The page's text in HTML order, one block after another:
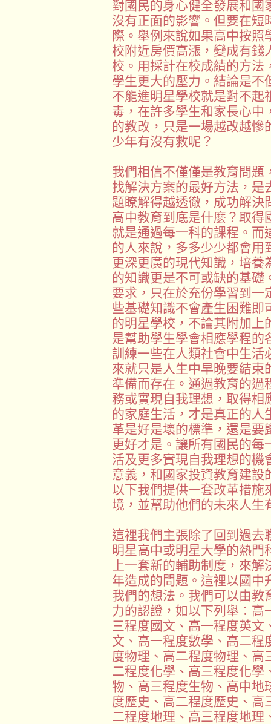
對國民的身心健全發展和國
沒有正面的影響。但要在短
際。舉例來說如果高中按
校附近房價高漲，變成有錢
校。用採計在校成績的方法
學生更大的壓力。結論是不
不能進明星學校就是對不起
毒，在許多學生和家長心中
的教改，只是一場越改越慘
少年有沒有救呢？
我們相信不僅僅是教育問題
找解決方案的最好方法，是
題瞭解得越透徹，成功解決
高中教育到底是什麼？取得
就是通過每一科的課程。而
的人來說，多多少少都會用
更深更廣的現代知識，培養
的知識更是不可或缺的基礎
要求，只在於充份學習到一
些基礎知識不會產生困難即
的明星學校，不論其附加上
是幫助學生學會相應學程的
訓練一些在人類社會中生活
來就只是人生中早晚要結束
準備而存在。通過教育的過
務或實現自我理想，取得相
的家庭生活，才是真正的人
革是好是壞的標準，還是要
更好才是。讓所有國民的每
活及更多實現自我理想的機
意義，和國家投資教育建設
以下我們提供一套改革措施
境，並幫助他們的未來人生
這裡我們主張除了回到過去
明星高中或明星大學的熱
上一套新的輔助制度，來
年造成的問題。這裡以國中
我們的想法。我們可以由教
力的認證，如以下列舉：高
三程度國文、高一程度英文
文、高一程度數學、高二程
度物理、高二程度物理、高
二程度化學、高三程度化學
物、高三程度生物、高中地
度歷史、高二程度歷史、高
二程度地理、高三程度地理